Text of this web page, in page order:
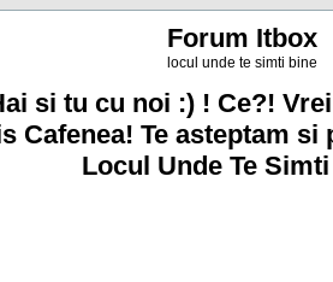
Forum Itbox
locul unde te simti bine
si tu cu noi :) ! Ce?!
Cafenea! Te asteptam si
Locul Unde Te